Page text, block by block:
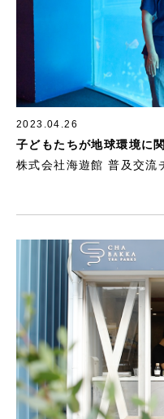
2023.04.26
子どもたちが地球環境に
たい。海遊館だからこそ